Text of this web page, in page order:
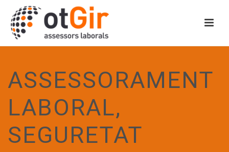
ASSESSORAMENT
LABORAL,
SEGURETAT